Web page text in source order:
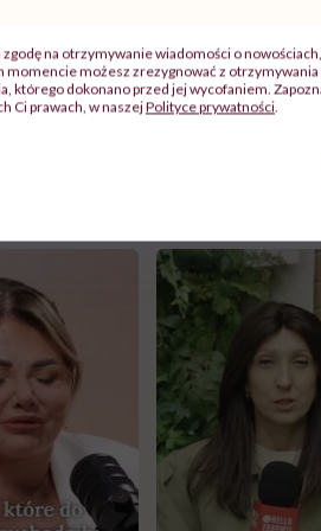
substancja. Można sobie
Stawiarska w rozmowie z „Dzień
na otrzymywanie wiadomości o
momencie możesz zrezygnować z
którego dokonano przed jej wycofaniem.
Ci prawach, w naszejPolityce prywatności.